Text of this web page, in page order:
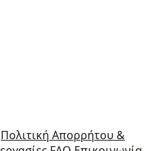
Πολιτική Απορρήτου &